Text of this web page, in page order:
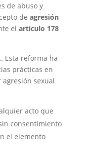
de abuso y
de agresión
el artículo 178
Esta reforma ha
prácticas en
sexual
acto que
consentimiento
el elemento